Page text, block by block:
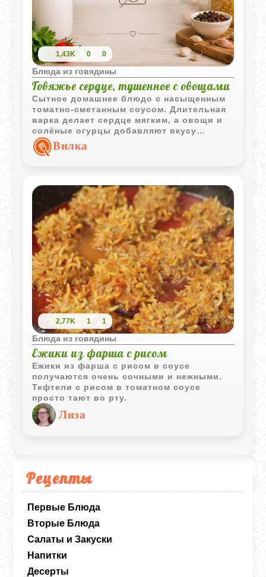
Рецепты
Первые Блюда
Вторые Блюда
Салаты и Закуски
Напитки
Десерты
1,43K 0 0
Блюда из говядины
Говяжье сердце, тушенное с овощами
Сытное домашнее блюдо с насыщенным
томатно-сметанным соусом. Длительная
варка делает сердце мягким, а овощи и
солёные огурцы добавляют вкусу
выразительность и лёгкую пикантность.
Вилка
2,77K 1 1
Блюда из говядины
Ежики из фарша с рисом
Ежики из фарша с рисом в соусе
получаются очень сочными и нежными.
Тефтели с рисом в томатном соусе
просто тают во рту.
Лиза